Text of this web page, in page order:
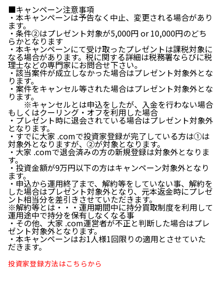
■キャンペーン注意事項
・本キャンペーンは予告なく中止、変更される場合があり
ます。
・条件②はプレゼント対象が5,000円 or 10,000円のどち
らかとなります
・本キャンペーンにて受け取ったプレゼントは課税対象に
なる場合があります。税に関する詳細は税務署ならびに税
理士などの専門家にお問合せ下さい。
・該当案件が成立しなかった場合はプレゼント対象外とな
ります。
・案件をキャンセル等された場合はプレゼント対象外とな
ります。
※キャンセルとは申込をしたが、入金を行わない場合
もしくはクーリング・オフを利用した場合
・プレゼント時に退会されている場合はプレゼント対象外
となります。
・すでに大家 .comで投資家登録が完了している方は①は
対象外となりますが、②が対象となります。
・大家 .comで退会済みの方の新規登録は対象外となりま
す。
・投資金額が9万円以下の方はキャンペーン対象外となり
ます。
・申込から運用終了まで、解約等をしていない事、解約を
した場合はプレゼント対象外となり、元本返金時にプレゼ
ント相当分を差引きさせていただきます。
※解約等とは・・・運用期間中に持分買取制度を利用して
運用途中で持分を保有しなくなる事
・その他、大家 .com運営者が不正と判断した場合はプレ
ゼント対象外となります。
・本キャンペーンはお1人様1回限りの適用とさせていた
だきます。
投資家登録方法はこちらから